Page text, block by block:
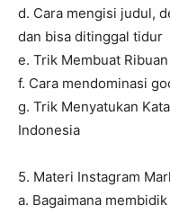
d. Cara mengisi judul,
dan bisa ditinggal tidur
e. Trik Membuat
f. Cara mendominasi
g. Trik Menyatukan
Indonesia
5. Materi Instagram
a. Bagaimana